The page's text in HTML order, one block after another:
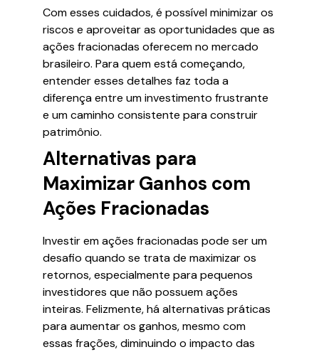
Com esses cuidados, é possível minimizar os
riscos e aproveitar as oportunidades que as
ações fracionadas oferecem no mercado
brasileiro. Para quem está começando,
entender esses detalhes faz toda a
diferença entre um investimento frustrante
e um caminho consistente para construir
patrimônio.
Alternativas para
Maximizar Ganhos com
Ações Fracionadas
Investir em ações fracionadas pode ser um
desafio quando se trata de maximizar os
retornos, especialmente para pequenos
investidores que não possuem ações
inteiras. Felizmente, há alternativas práticas
para aumentar os ganhos, mesmo com
essas frações, diminuindo o impacto das